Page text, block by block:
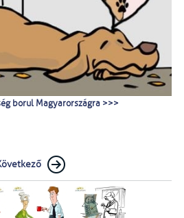
borul Magyarországra >>>